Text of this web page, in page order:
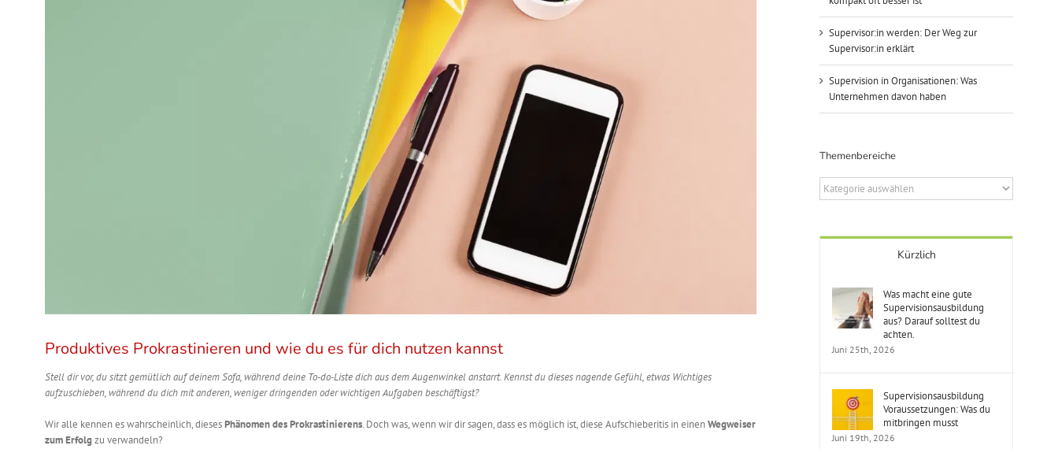
Produktives Prokrastinieren und wie du es für dich nutzen kannst
Stell dir vor, du sitzt gemütlich auf deinem Sofa, während deine To-do-Liste dich aus dem Augenwinkel anstarrt. Kennst du dieses nagende Gefühl, etwas Wichtiges
aufzuschieben, während du dich mit anderen, weniger dringenden oder wichtigen Aufgaben beschäftigst?
Wir alle kennen es wahrscheinlich, diesesPhänomen des Prokrastinierens. Doch was, wenn wir dir sagen, dass es möglich ist, diese Aufschieberitis in einenWegweiser
zum Erfolgzu verwandeln?
Supervisor:in werden: Der Weg zur
Supervisor:in erklärt
Supervision in Organisationen: Was
Unternehmen davon haben
Themenbereiche
Themenbereiche
Kürzlich
Was macht eine gute
Supervisionsausbildung
aus? Darauf solltest du
achten.
Juni 25th, 2026
Supervisionsausbildung
Voraussetzungen: Was du
mitbringen musst
Juni 19th, 2026